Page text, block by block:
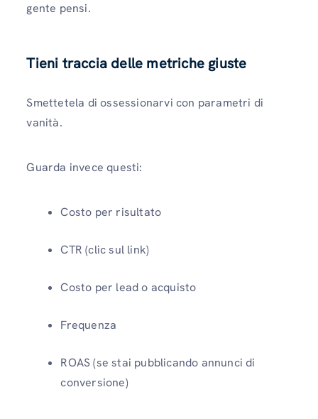
gente pensi.
Tieni traccia delle metriche giuste
Smettetela di ossessionarvi con parametri di
vanità.
Guarda invece questi:
Costo per risultato
CTR (clic sul link)
Costo per lead o acquisto
Frequenza
ROAS (se stai pubblicando annunci di
conversione)